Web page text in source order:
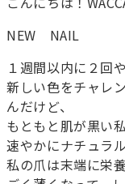
NEW NAIL
１週間以内に２回
新しい色をチャレ
んだけど、
もともと肌が黒い
速やかにナチュラ
私の爪は末端に栄